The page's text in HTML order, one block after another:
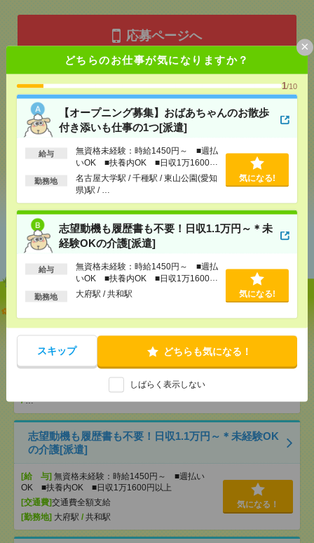
どちらのお仕事が気になりますか？
1/10
【オープニング募集】おばあちゃんのお散歩
付き添いも仕事の1つ[派遣]
給与
無資格未経験：時給1450円～ ■週払
いOK ■扶養内OK ■日収1万1600円
以上
勤務地
名古屋大学駅 / 千種駅 / 東山公園(愛知
県)駅 / …
気になる!
志望動機も履歴書も不要！日収1.1万円～＊未
経験OKの介護[派遣]
給与
無資格未経験：時給1450円～ ■週払
いOK ■扶養内OK ■日収1万1600円
以上
勤務地 大府駅 / 共和駅 気になる!
スキップ どちらも気になる！
しばらく表示しない
×
応募ページへ
気になる！ 電話応募
メールで送る
シェア ツイート ブックマーク
あなたの閲覧履歴からの
おすすめ
いも仕事の1つ[派遣]
[給 与]無資格未経験：時給1450円～ ■週払い
OK ■扶養内OK ■日収1万1600円以上
/ 千種駅/東山公園(愛知県)駅
/…
志望動機も履歴書も不要！日収1.1万円～＊未経験OK
の介護[派遣]
[給 与] 無資格未経験：時給1450円～ ■週払い
OK ■扶養内OK ■日収1万1600円以上
[交通費]交通費全額支給
[勤務地] 大府駅 / 共和駅
気になる！